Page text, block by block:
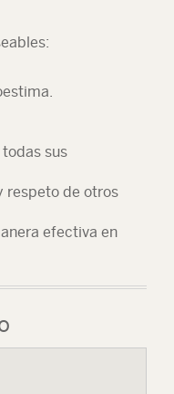
sus
respeto de otros
efectiva en